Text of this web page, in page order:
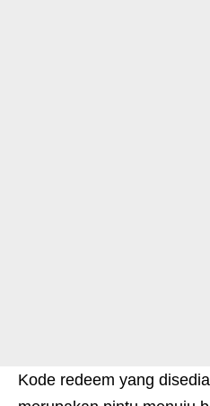
Kode redeem yang